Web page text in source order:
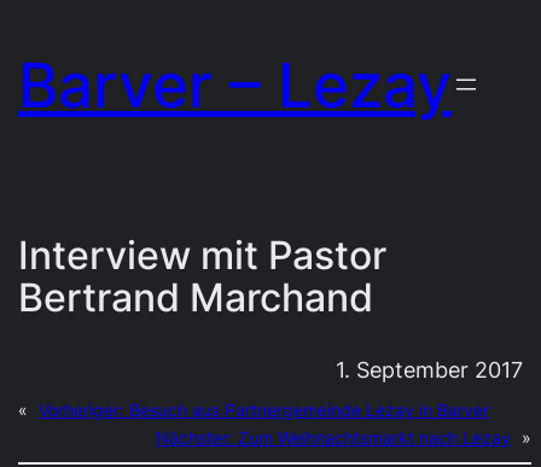
Inhalt
springen
Barver – Lezay
Interview mit Pastor
Bertrand Marchand
1. September 2017
« Vorheriger: Besuch aus Partnergemeinde Lezay in Barver
Nächster: Zum Weihnachtsmarkt nach Lezay »